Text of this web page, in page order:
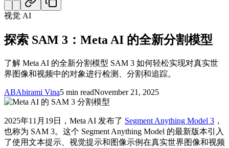
视觉 AI
探索 SAM 3：Meta AI 的全新分割模型
了解 Meta AI 的全新分割模型 SAM 3 如何轻松实现对真实世
界图像和视频中的对象进行检测、分割和追踪。
ABAbirami Vina5 min readNovember 21, 2025
2025年11月19日，Meta AI 发布了 Segment Anything Model 3 ，
也称为 SAM 3。这个 Segment Anything Model 的最新版本引入
了使用文本提示、视觉提示和图像示例在真实世界图像和视频